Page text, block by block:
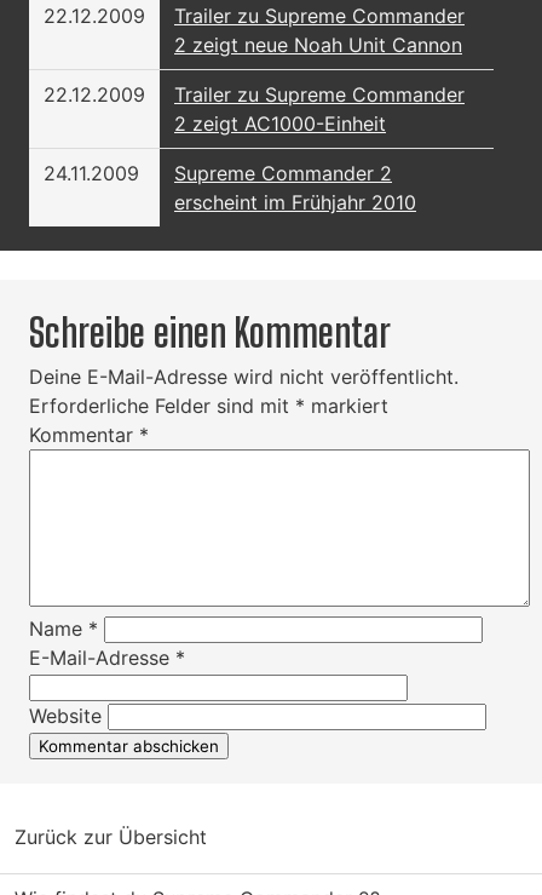
22.12.2009
Trailer zu Supreme Commander
2 zeigt neue Noah Unit Cannon
22.12.2009
Trailer zu Supreme Commander
2 zeigt AC1000-Einheit
24.11.2009
Supreme Commander 2
erscheint im Frühjahr 2010
Schreibe einen Kommentar
Deine E-Mail-Adresse wird nicht veröffentlicht.
Erforderliche Felder sind mit * markiert
Kommentar *
Name *
E-Mail-Adresse *
Website
Zurück zur Übersicht